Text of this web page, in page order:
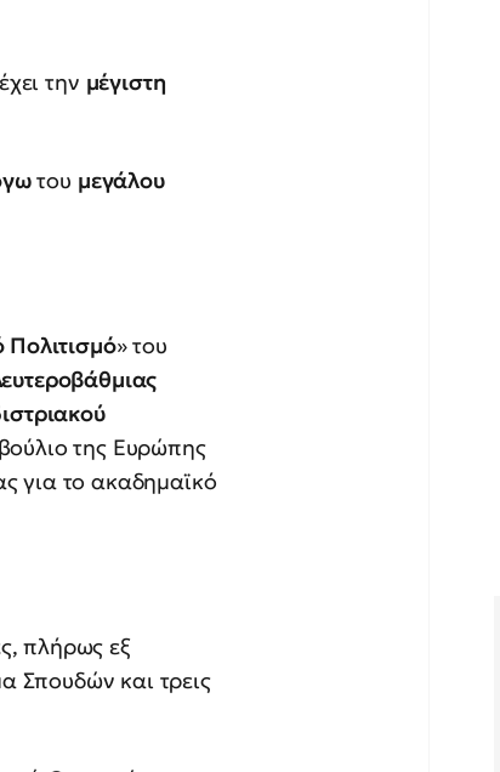
την μέγιστη
του μεγάλου
Πολιτισμό» του
της Ευρώπης
για το ακαδημαϊκό
πλήρως εξ
Σπουδών και τρεις